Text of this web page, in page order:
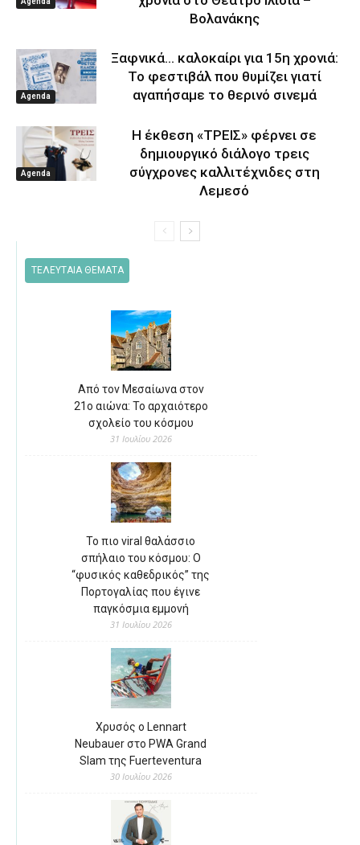
Βολανάκης
Agenda
Ξαφνικά… καλοκαίρι για 15η χρονιά:
Το φεστιβάλ που θυμίζει γιατί
αγαπήσαμε το θερινό σινεμά
Agenda
Η έκθεση «ΤΡΕΙΣ» φέρνει σε
δημιουργικό διάλογο τρεις
σύγχρονες καλλιτέχνιδες στη
Λεμεσό
ΤΕΛΕΥΤΑΙΑ ΘΕΜΑΤΑ
Από τον Μεσαίωνα στον
21ο αιώνα: Το αρχαιότερο
σχολείο του κόσμου
31 Ιουλίου 2026
Το πιο viral θαλάσσιο
σπήλαιο του κόσμου: Ο
“φυσικός καθεδρικός” της
Πορτογαλίας που έγινε
παγκόσμια εμμονή
31 Ιουλίου 2026
Χρυσός ο Lennart
Neubauer στο PWA Grand
Slam της Fuerteventura
30 Ιουλίου 2026